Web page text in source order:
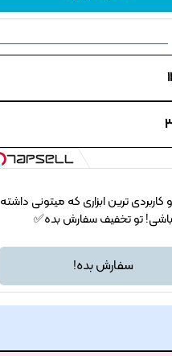
کاربردی ترین ابزاری که میتونی داشته
باشی! تو تخفیف سفارش بده✅
سفارش بده!